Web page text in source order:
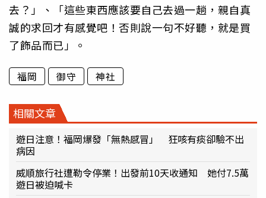
去？」、「這些東西應該要自己去過一趟，親自真
誠的求回才有感覺吧！否則說一句不好聽，就是買
了飾品而已」。
福岡 御守 神社
相關文章
遊日注意！福岡爆發「無熱感冒」 狂咳有痰卻驗不出
病因
威順旅行社遭勒令停業！出發前10天收通知 她付7.5萬
遊日被迫喊卡